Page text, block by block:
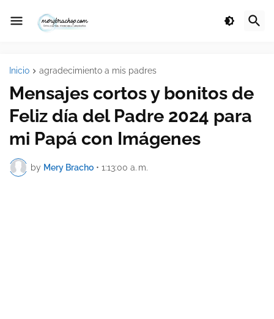
Inicio agradecimiento a mis padres
Mensajes cortos y bonitos de
Feliz día del Padre 2024 para
mi Papá con Imágenes
by Mery Bracho • 1:13:00 a. m.